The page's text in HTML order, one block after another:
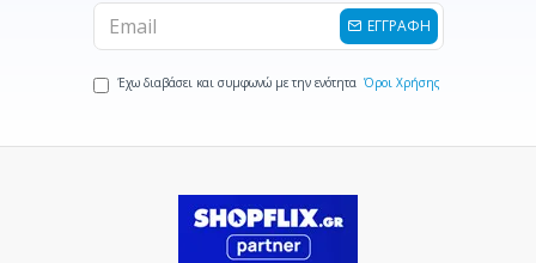
ΕΓΓΡΑΦΗ
Έχω διαβάσει και συμφωνώ με την ενότητα Όροι Χρήσης